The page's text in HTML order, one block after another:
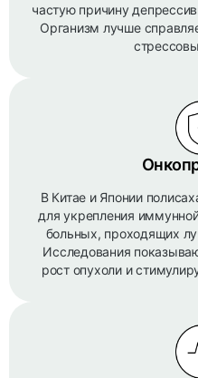
частую причину
Организм лучше
В Китае и Японии
для укрепления
больных, проходящих
Исследования
рост опухоли и